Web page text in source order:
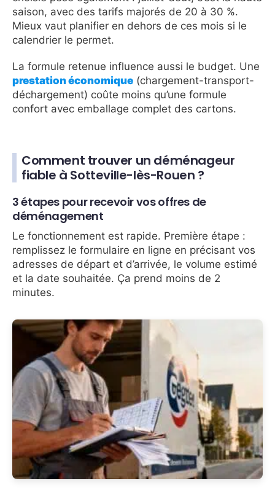
saison, avec des tarifs majorés de 20 à 30 %.
Mieux vaut planifier en dehors de ces mois si le
calendrier le permet.
La formule retenue influence aussi le budget. Une
prestation économique (chargement-transport-
déchargement) coûte moins qu’une formule
confort avec emballage complet des cartons.
Comment trouver un déménageur
fiable à Sotteville-lès-Rouen ?
3 étapes pour recevoir vos offres de
déménagement
Le fonctionnement est rapide. Première étape :
remplissez le formulaire en ligne en précisant vos
adresses de départ et d’arrivée, le volume estimé
et la date souhaitée. Ça prend moins de 2
minutes.